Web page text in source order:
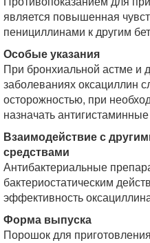
является повышенная
пенициллинами к другим
Особые указания
При бронхиальной астме и
заболеваниях оксациллин
осторожностью, при
назначать
Взаимодействие с
средствами
Антибактериальные
бактериостатическим
эффективность
Форма выпуска
Порошок для